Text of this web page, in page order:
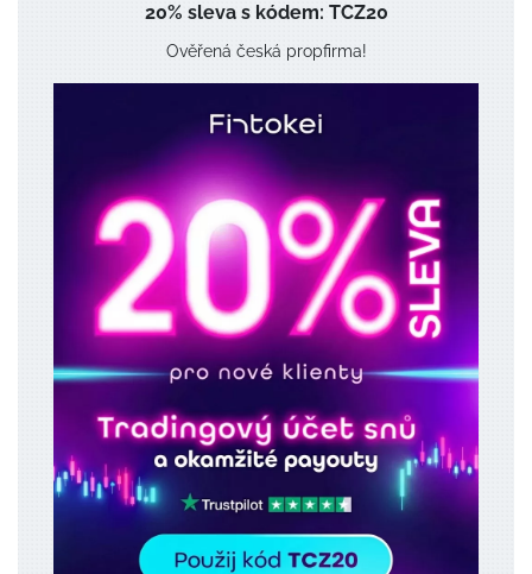
20% sleva s kódem: TCZ20
Ověřená česká propfirma!